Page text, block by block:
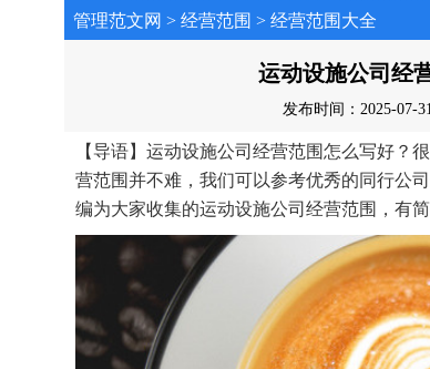
管理范文网 > 经营范围 > 经营范围大全
运动设施公司经
发布时间：2025-07-
【导语】运动设施公司经营范围怎么写好？
营范围并不难，我们可以参考优秀的同行公
编为大家收集的运动设施公司经营范围，有